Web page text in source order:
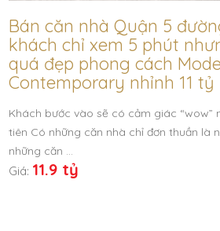
Bán căn nhà Quận 5
khách chỉ xem 5 phút
quá đẹp phong cách
Contemporary nhỉnh 11 tỷ
Khách bước vào sẽ có cảm giác “wow”
tiên Có những căn nhà chỉ đơn thuần là
những căn …
Giá: 11.9 tỷ